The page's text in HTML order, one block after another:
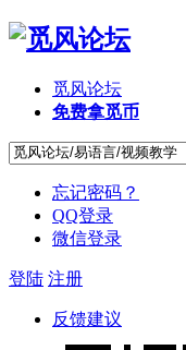
觅风论坛
免费拿觅币
忘记密码？
QQ登录
微信登录
登陆 注册
反馈建议